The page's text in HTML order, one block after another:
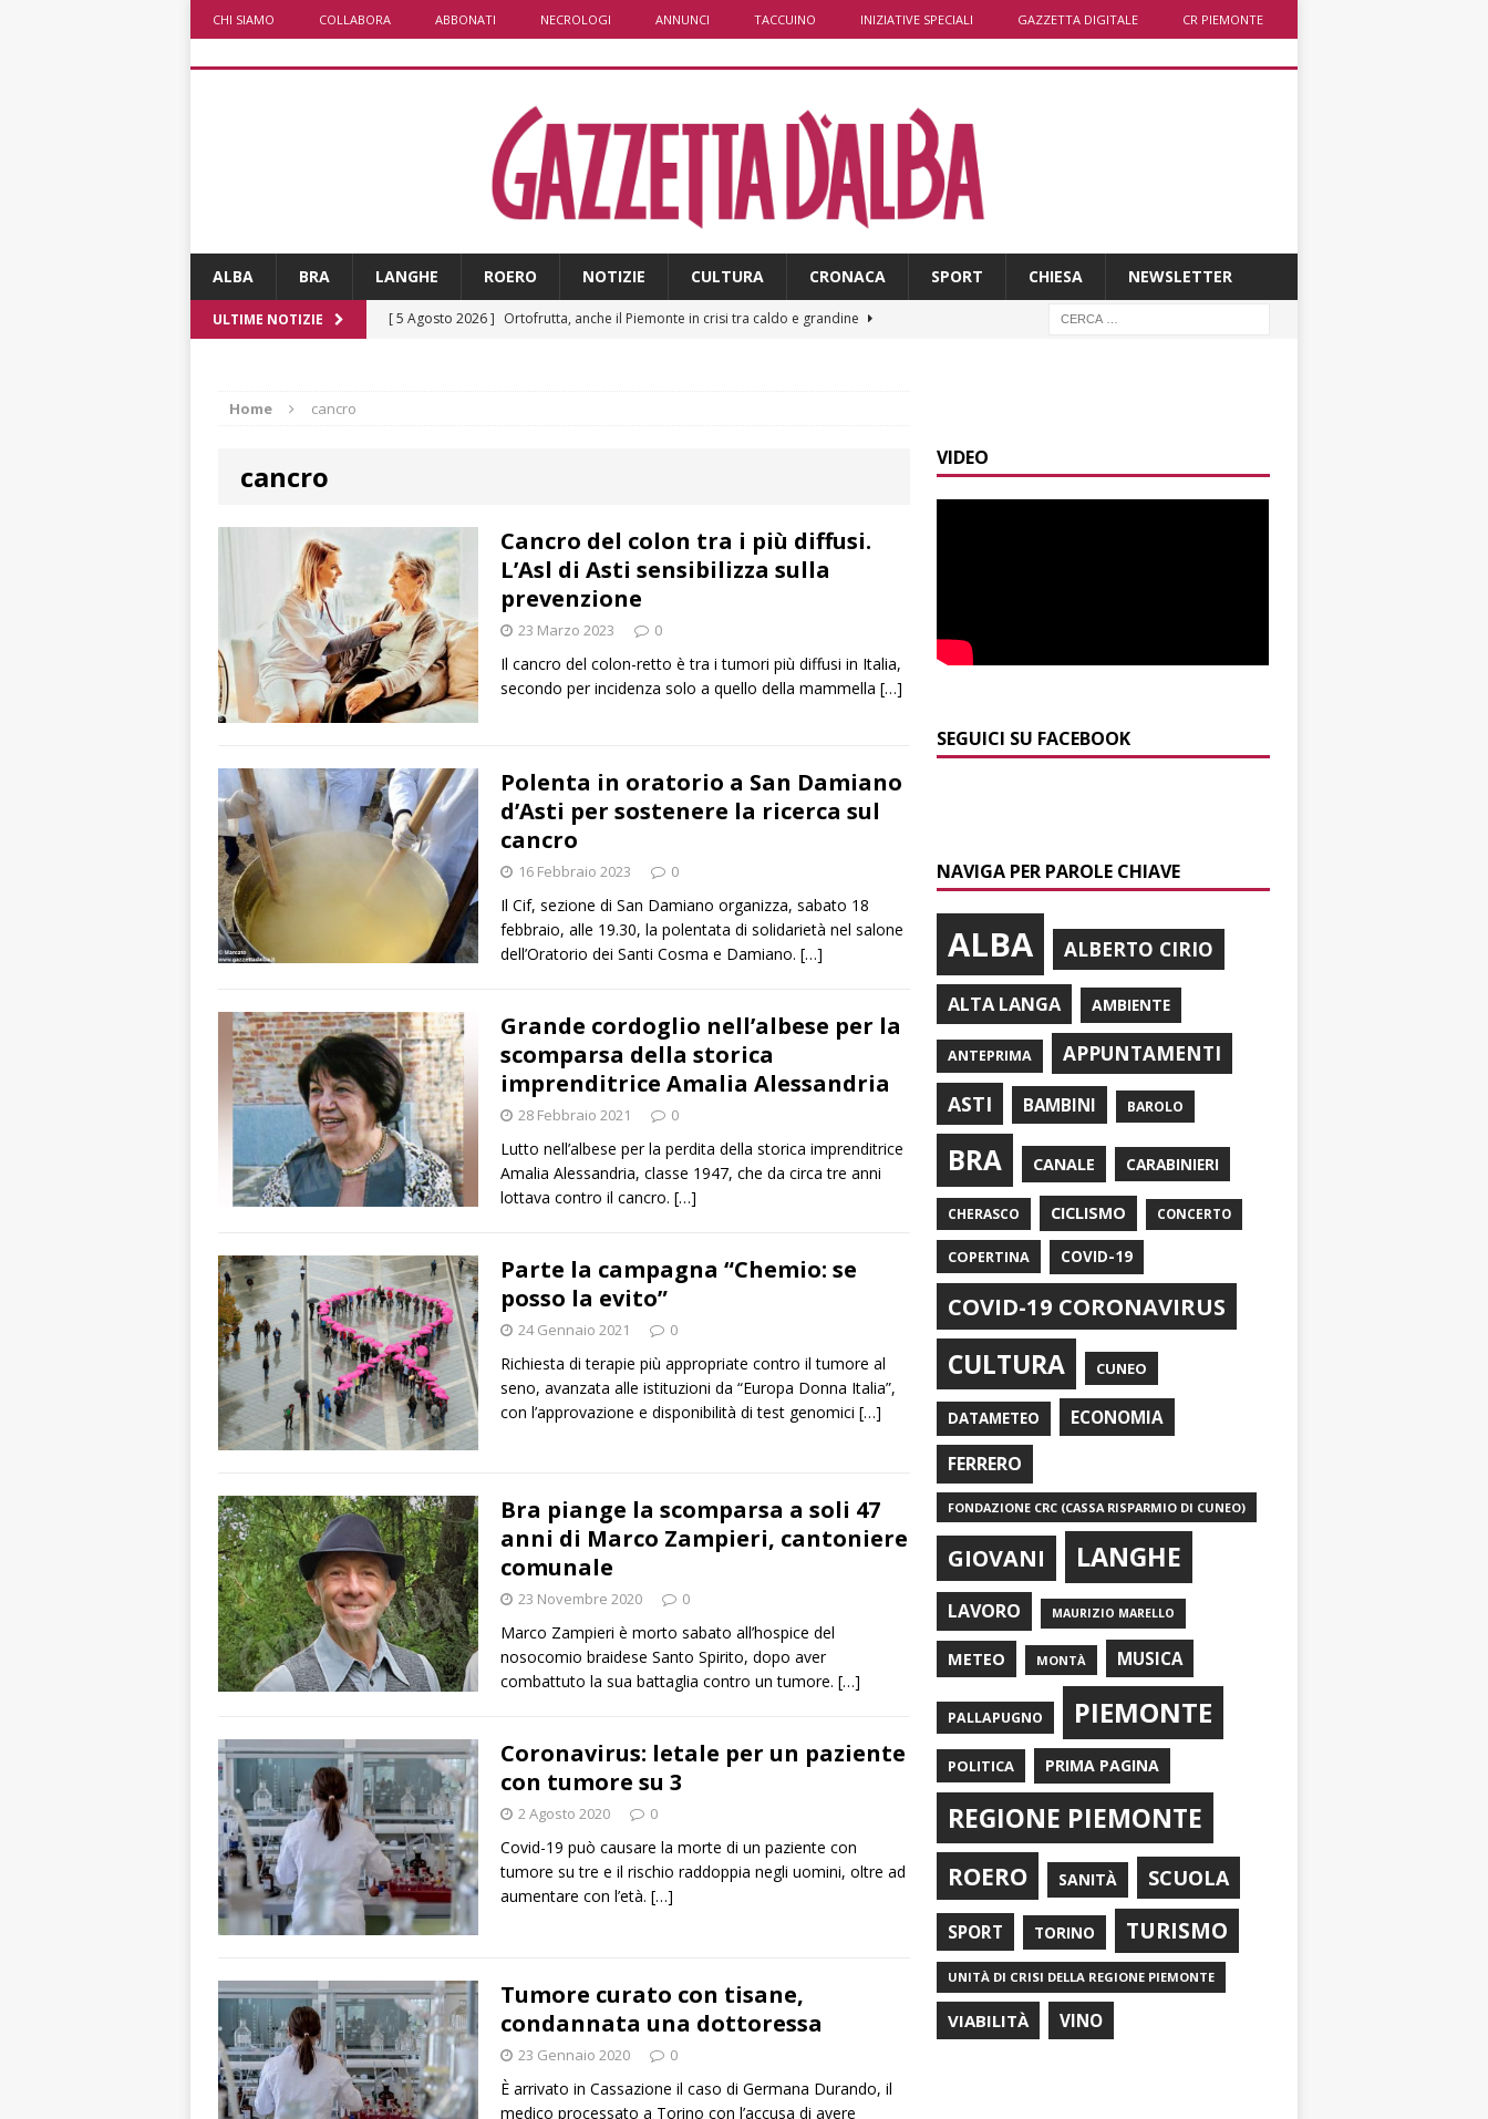
CHI SIAMO COLLABORA ABBONATI NECROLOGI ANNUNCI TACCUINO INIZIATIVE SPECIALI GAZZETTA DIGITALE CR PIEMONTE
ALBA BRA LANGHE ROERO NOTIZIE CULTURA CRONACA SPORT CHIESA NEWSLETTER
ULTIME NOTIZIE [ 5 Agosto 2026 ] Ortofrutta, anche il Piemonte in crisi tra caldo e grandine
[ 5 Agosto 2026 ]
Serie D, secondo test per il Bra Calcio: sfida con la Sanremese
BRA
[ 5 Agosto 2026 ]
Sarvanot, piccoli folletti dispettosi
ALTRE NOTIZIE
[ 5 Agosto 2026 ]
Incidente in viale Madonna dei Fiori a Bra, un ferito a Verduno
[ 5 Agosto 2026 ]
Tangenziale di Alba chiusa a Mogliasso verso Asti per
sostituire le barriere laterali
ALBA
[ 5 Agosto 2026 ]
Piemonte Film TV Fund: 13 progetti finanziati con 4 milioni
CULTURA
Home cancro
cancro
Cancro del colon tra i più diffusi.
L’Asl di Asti sensibilizza sulla
prevenzione
23 Marzo 2023 0
Il cancro del colon-retto è tra i tumori più diffusi in Italia,
secondo per incidenza solo a quello della mammella […]
Polenta in oratorio a San Damiano
d’Asti per sostenere la ricerca sul
cancro
16 Febbraio 2023 0
Il Cif, sezione di San Damiano organizza, sabato 18
febbraio, alle 19.30, la polentata di solidarietà nel salone
dell’Oratorio dei Santi Cosma e Damiano. […]
Grande cordoglio nell’albese per la
scomparsa della storica
imprenditrice Amalia Alessandria
28 Febbraio 2021 0
Lutto nell’albese per la perdita della storica imprenditrice
Amalia Alessandria, classe 1947, che da circa tre anni
lottava contro il cancro. […]
Parte la campagna “Chemio: se
posso la evito”
24 Gennaio 2021 0
Richiesta di terapie più appropriate contro il tumore al
seno, avanzata alle istituzioni da “Europa Donna Italia”,
con l’approvazione e disponibilità di test genomici […]
Bra piange la scomparsa a soli 47
anni di Marco Zampieri, cantoniere
comunale
23 Novembre 2020 0
Marco Zampieri è morto sabato all’hospice del
nosocomio braidese Santo Spirito, dopo aver
combattuto la sua battaglia contro un tumore. […]
Coronavirus: letale per un paziente
con tumore su 3
2 Agosto 2020 0
Covid-19 può causare la morte di un paziente con
tumore su tre e il rischio raddoppia negli uomini, oltre ad
aumentare con l’età. […]
Tumore curato con tisane,
condannata una dottoressa
23 Gennaio 2020 0
È arrivato in Cassazione il caso di Germana Durando, il
medico processato a Torino con l’accusa di avere
VIDEO
SEGUICI SU FACEBOOK
NAVIGA PER PAROLE CHIAVE
ALBA ALBERTO CIRIO
ALTA LANGA AMBIENTE
ANTEPRIMA
APPUNTAMENTI
ASTI
BAMBINI BAROLO
BRA CANALE CARABINIERI
CHERASCO CICLISMO CONCERTO
COPERTINA COVID-19
COVID-19 CORONAVIRUS
CULTURA CUNEO
DATAMETEO ECONOMIA
FERRERO
FONDAZIONE CRC (CASSA RISPARMIO DI CUNEO)
GIOVANI LANGHE
LAVORO MAURIZIO MARELLO
METEO MONTÀ MUSICA
PALLAPUGNO PIEMONTE
POLITICA PRIMA PAGINA
REGIONE PIEMONTE
ROERO SANITÀ SCUOLA
SPORT TORINO TURISMO
UNITÀ DI CRISI DELLA REGIONE PIEMONTE
VIABILITÀ VINO